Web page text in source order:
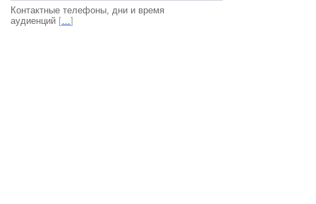
Контактные телефоны, дни и время
аудиенций […]